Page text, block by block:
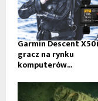
Garmin Descent
gracz na rynku
komputerów...